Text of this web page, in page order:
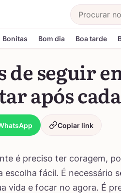
Buscar
Bonitas Bom dia Boa tarde
de seguir
após
Copiar link
é preciso ter coragem,
escolha fácil. É necessário
vida e focar no agora. É